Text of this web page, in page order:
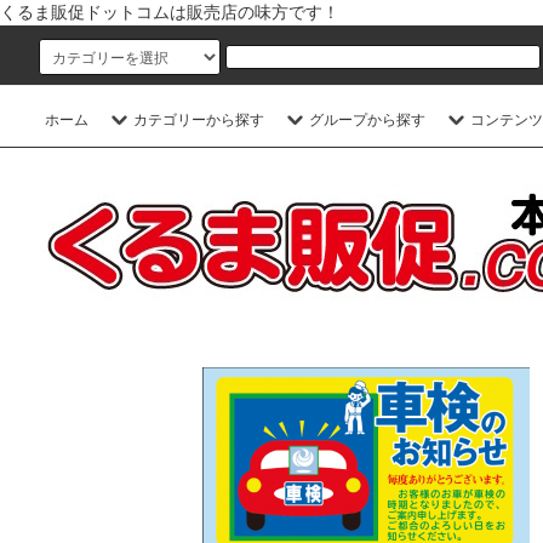
くるま販促ドットコムは販売店の味方です！
ホーム カテゴリーから探す グループから探す コンテン